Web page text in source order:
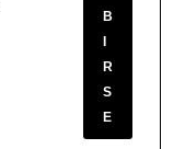
B
R
S
E